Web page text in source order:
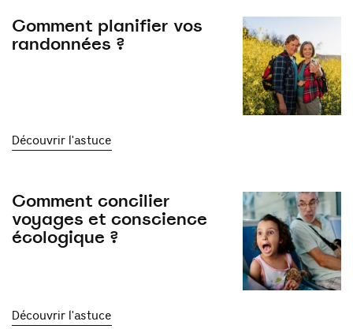
Comment planifier vos
randonnées ?
Découvrir l'astuce
Comment concilier
voyages et conscience
écologique ?
Découvrir l'astuce